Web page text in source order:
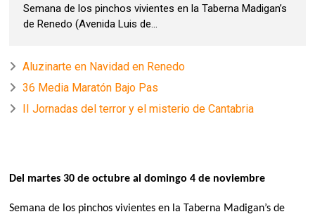
Semana de los pinchos vivientes en la Taberna Madigan’s
de Renedo (Avenida Luis de...
Aluzinarte en Navidad en Renedo
36 Media Maratón Bajo Pas
II Jornadas del terror y el misterio de Cantabria
Del martes 30 de octubre al domingo 4 de noviembre
Semana de los pinchos vivientes en la Taberna Madigan’s de